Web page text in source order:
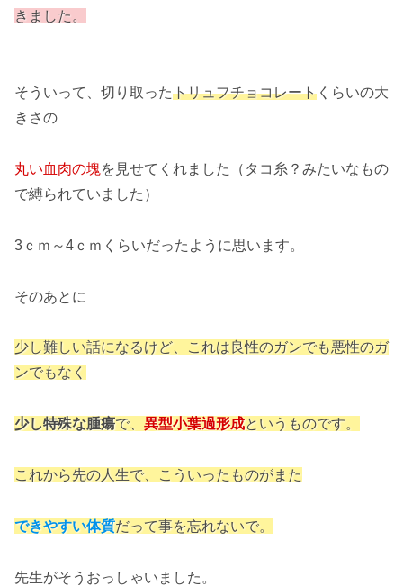
きました。
そういって、切り取ったトリュフチョコレート くらいの大
きさの
丸い血肉の塊を見せてくれました（タコ糸？みたいなもの
で縛られていました）
3ｃｍ～4ｃｍくらいだったように思います。
そのあとに
少し難しい話になるけど、これは良性のガンでも悪性のガ
ンでもなく
少し特殊な腫瘍で、 異型小葉過形成というものです。
これから先の人生で、こういったものがまた
できやすい体質だって事を忘れないで。
先生がそうおっしゃいました。